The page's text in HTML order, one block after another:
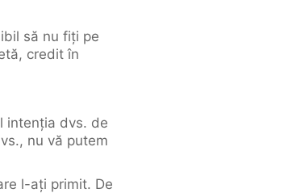
să nu fiți pe
credit în
intenția dvs. de
nu vă putem
l-ați primit. De